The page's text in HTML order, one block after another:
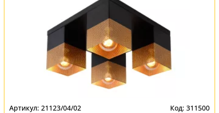
21123/04/02 311500